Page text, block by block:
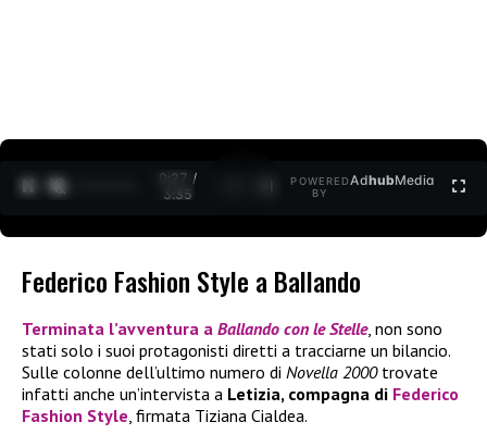
0:27 /
3:35
POWERED
BY
AdhubMedia
Federico Fashion Style a Ballando
Terminata l’avventura a Ballando con le Stelle, non sono
stati solo i suoi protagonisti diretti a tracciarne un bilancio.
Sulle colonne dell’ultimo numero di Novella 2000trovate
infatti anche un’intervista a Letizia, compagna di Federico
Fashion Style, firmata Tiziana Cialdea.